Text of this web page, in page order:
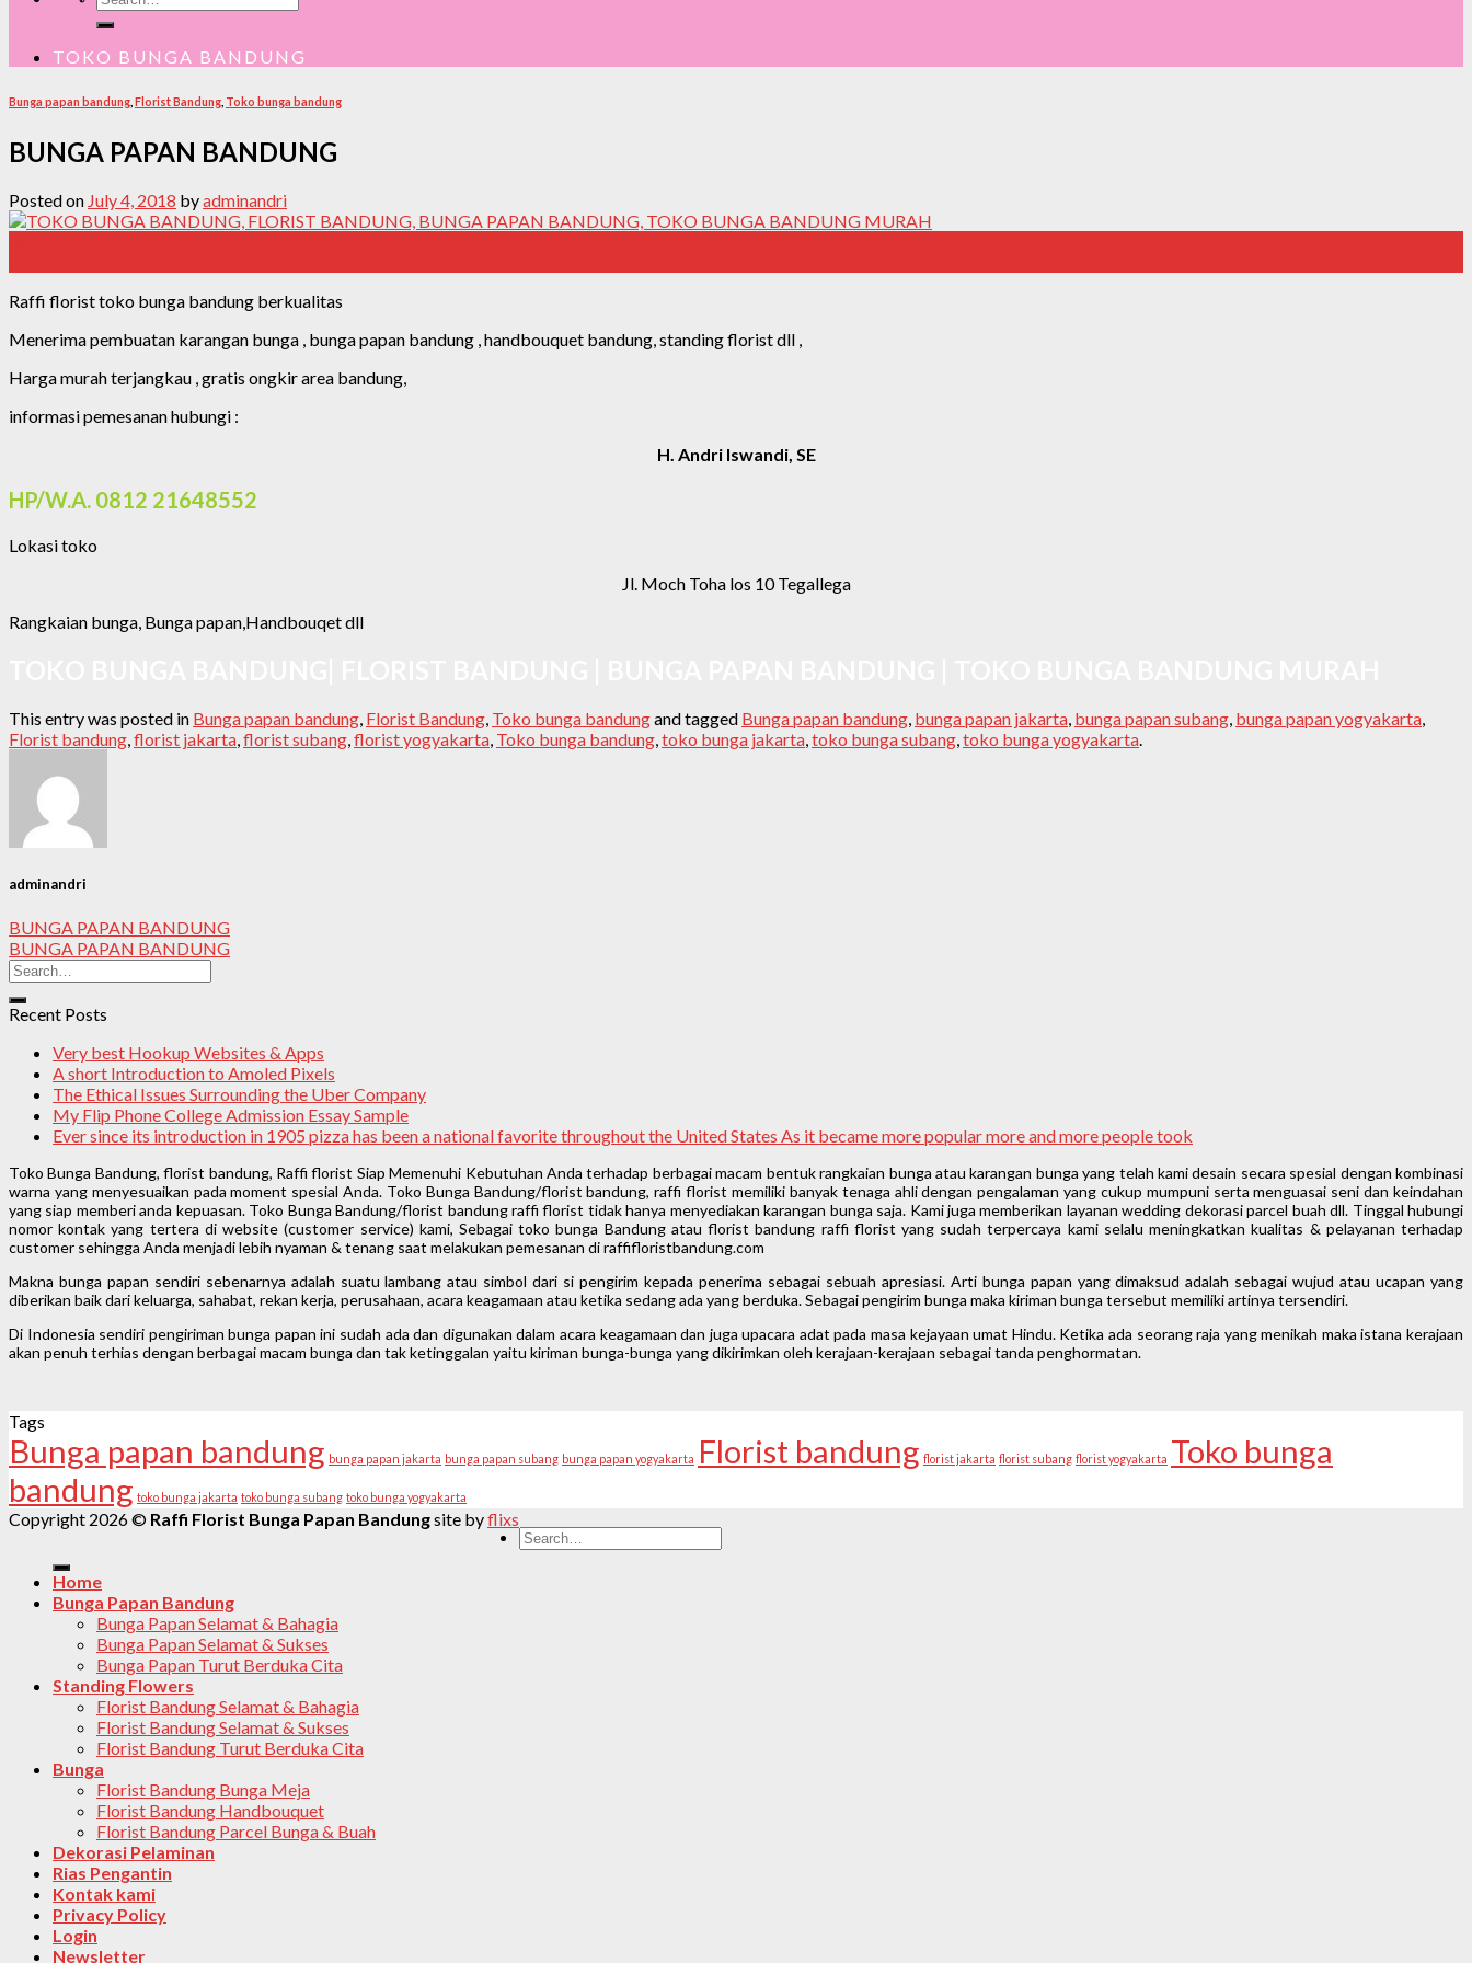
for:
TOKO BUNGA BANDUNG
Bunga papan bandung Florist Bandung Toko bunga bandung
BUNGA PAPAN BANDUNG
Posted on July 4, 2018 byadminandri
Raffi florist toko bunga bandung berkualitas
Menerima pembuatan karangan bunga , bunga papan bandung , handbouquet bandung, standing florist dll ,
Harga murah terjangkau , gratis ongkir area bandung,
informasi pemesanan hubungi :
H. Andri Iswandi, SE
HP/W.A. 0812 21648552
Lokasi toko
Jl. Moch Toha los 10 Tegallega
Rangkaian bunga, Bunga papan,Handbouqet dll
This entry was posted in Bunga papan bandung Florist Bandung Toko bunga bandungand tagged Bunga papan bandung bunga papan jakarta bunga papan subang bunga papan yogyakarta
Florist bandung florist jakarta florist subang florist yogyakarta Toko bunga bandung toko bunga jakarta toko bunga subang toko bunga yogyakarta
adminandri
BUNGA PAPAN BANDUNG
BUNGA PAPAN BANDUNG
Recent Posts
Very best Hookup Websites & Apps
A short Introduction to Amoled Pixels
The Ethical Issues Surrounding the Uber Company
My Flip Phone College Admission Essay Sample
Ever since its introduction in 1905 pizza has been a national favorite throughout the United States As it became more popular more and more people took
Toko Bunga Bandung, florist bandung, Raffi florist Siap Memenuhi Kebutuhan Anda terhadap berbagai macam bentuk rangkaian bunga atau karangan bunga yang telah kami desain secara spesial dengan kombinasi
warna yang menyesuaikan pada moment spesial Anda. Toko Bunga Bandung/florist bandung, raffi florist memiliki banyak tenaga ahli dengan pengalaman yang cukup mumpuni serta menguasai seni dan keindahan
yang siap memberi anda kepuasan. Toko Bunga Bandung/florist bandung raffi florist tidak hanya menyediakan karangan bunga saja. Kami juga memberikan layanan wedding dekorasi parcel buah dll. Tinggal hubungi
nomor kontak yang tertera di website (customer service) kami, Sebagai toko bunga Bandung atau florist bandung raffi florist yang sudah terpercaya kami selalu meningkatkan kualitas & pelayanan terhadap
customer sehingga Anda menjadi lebih nyaman & tenang saat melakukan pemesanan di raffifloristbandung.com
Makna bunga papan sendiri sebenarnya adalah suatu lambang atau simbol dari si pengirim kepada penerima sebagai sebuah apresiasi. Arti bunga papan yang dimaksud adalah sebagai wujud atau ucapan yang
diberikan baik dari keluarga, sahabat, rekan kerja, perusahaan, acara keagamaan atau ketika sedang ada yang berduka. Sebagai pengirim bunga maka kiriman bunga tersebut memiliki artinya tersendiri.
Di Indonesia sendiri pengiriman bunga papan ini sudah ada dan digunakan dalam acara keagamaan dan juga upacara adat pada masa kejayaan umat Hindu. Ketika ada seorang raja yang menikah maka istana kerajaan
akan penuh terhias dengan berbagai macam bunga dan tak ketinggalan yaitu kiriman bunga-bunga yang dikirimkan oleh kerajaan-kerajaan sebagai tanda penghormatan.
Tags
Bunga papan bandung bunga papan jakarta bunga papan subang bunga papan yogyakarta Florist bandung florist jakarta florist subang florist yogyakarta Toko bunga
bandung toko bunga jakarta toko bunga subang toko bunga yogyakarta
Copyright 2026 © Raffi Florist Bunga Papan Bandungsite byflixs
Search
for:
Home
Bunga Papan Bandung
Bunga Papan Selamat & Bahagia
Bunga Papan Selamat & Sukses
Bunga Papan Turut Berduka Cita
Standing Flowers
Florist Bandung Selamat & Bahagia
Florist Bandung Selamat & Sukses
Florist Bandung Turut Berduka Cita
Bunga
Florist Bandung Bunga Meja
Florist Bandung Handbouquet
Florist Bandung Parcel Bunga & Buah
Dekorasi Pelaminan
Rias Pengantin
Kontak kami
Privacy Policy
Login
Newsletter